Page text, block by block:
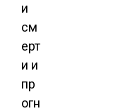
и
см
ерт
и и
пр
огн